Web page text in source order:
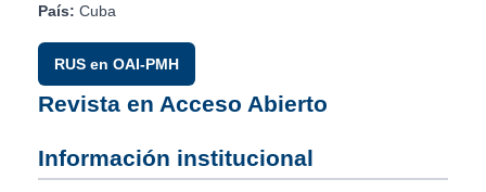
País: Cuba
RUS en OAI-PMH
Revista en Acceso Abierto
Información institucional